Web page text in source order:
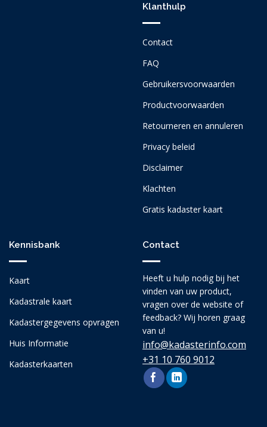
Klanthulp
Contact
FAQ
Gebruikersvoorwaarden
Productvoorwaarden
Retourneren en annuleren
Privacy beleid
Disclaimer
Klachten
Gratis kadaster kaart
Kennisbank
Kaart
Kadastrale kaart
Kadastergegevens opvragen
Huis Informatie
Kadasterkaarten
Contact
Heeft u hulp nodig bij het
vinden van uw product,
vragen over de website of
feedback? Wij horen graag
van u!
info@kadasterinfo.com
+31 10 760 9012